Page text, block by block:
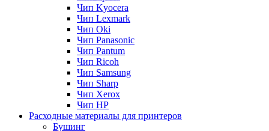
Чип Kyocera
Чип Lexmark
Чип Oki
Чип Panasonic
Чип Pantum
Чип Ricoh
Чип Samsung
Чип Sharp
Чип Xerox
Чип НР
Расходные материалы для принтеров
Бушинг